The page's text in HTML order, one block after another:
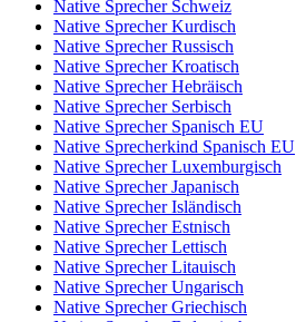
Native Sprecher Schweiz
Native Sprecher Kurdisch
Native Sprecher Russisch
Native Sprecher Kroatisch
Native Sprecher Hebräisch
Native Sprecher Serbisch
Native Sprecher Spanisch EU
Native Sprecherkind Spanisch EU
Native Sprecher Luxemburgisch
Native Sprecher Japanisch
Native Sprecher Isländisch
Native Sprecher Estnisch
Native Sprecher Lettisch
Native Sprecher Litauisch
Native Sprecher Ungarisch
Native Sprecher Griechisch